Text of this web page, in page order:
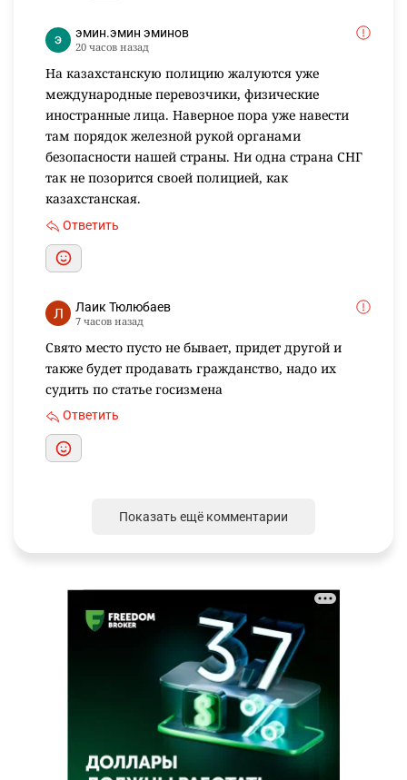
эмин.эмин эминов
20 часов назад
На казахстанскую полицию жалуются уже
международные перевозчики, физические
иностранные лица. Наверное пора уже навести
там порядок железной рукой органами
безопасности нашей страны. Ни одна страна СНГ
так не позорится своей полицией, как
казахстанская.
Ответить
Лаик Тюлюбаев
7 часов назад
Свято место пусто не бывает, придет другой и
также будет продавать гражданство, надо их
судить по статье госизмена
Ответить
Показать ещё комментарии